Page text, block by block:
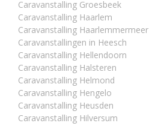
Caravanstalling Groesbeek
Caravanstalling Haarlem
Caravanstalling Haarlemmermeer
Caravanstallingen in Heesch
Caravanstalling Hellendoorn
Caravanstalling Halsteren
Caravanstalling Helmond
Caravanstalling Hengelo
Caravanstalling Heusden
Caravanstalling Hilversum